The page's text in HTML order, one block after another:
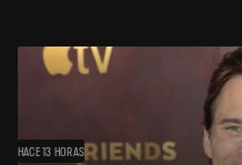
HACE 13 HORAS